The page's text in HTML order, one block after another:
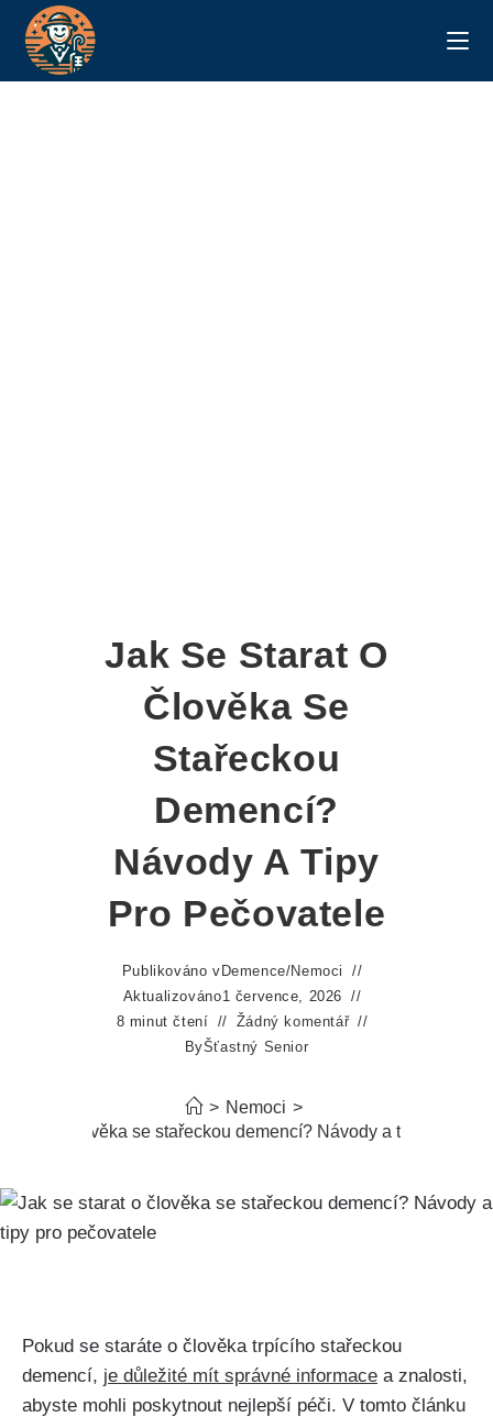
Jak Se Starat O
Člověka Se
Stařeckou
Demencí?
Návody A Tipy
Pro Pečovatele
Publikováno v Demence/Nemoci
Aktualizováno1 července, 2026
8 minut čtení
Žádný komentář
ByŠťastný Senior
> Nemoci >
starat o člověka se stařeckou demencí? Návody a tipy pro
Pokud se staráte o člověka trpícího stařeckou
demencí, je důležité mít správné informace a znalosti,
abyste mohli poskytnout nejlepší péči. V tomto článku